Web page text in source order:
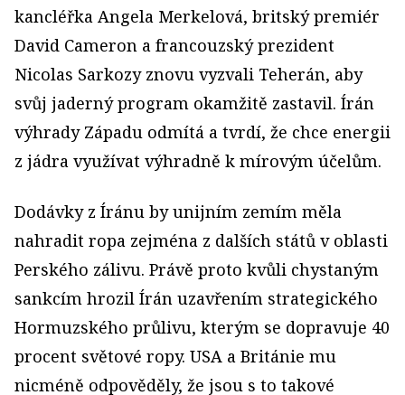
kancléřka Angela Merkelová, britský premiér
David Cameron a francouzský prezident
Nicolas Sarkozy znovu vyzvali Teherán, aby
svůj jaderný program okamžitě zastavil. Írán
výhrady Západu odmítá a tvrdí, že chce energii
z jádra využívat výhradně k mírovým účelům.
Dodávky z Íránu by unijním zemím měla
nahradit ropa zejména z dalších států v oblasti
Perského zálivu. Právě proto kvůli chystaným
sankcím hrozil Írán uzavřením strategického
Hormuzského průlivu, kterým se dopravuje 40
procent světové ropy. USA a Británie mu
nicméně odpověděly, že jsou s to takové